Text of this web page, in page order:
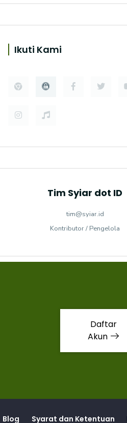
Ikuti Kami
Tim Syiar dot ID
tim@syiar.id
Kontributor / Pengelola
Daftar
Akun
Blog Syarat dan Ketentuan